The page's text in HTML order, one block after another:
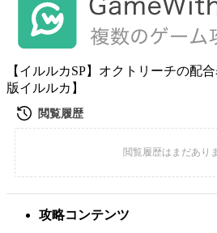
【イルルカSP】オクトリーチの配
版イルルカ】
攻略コンテンツ